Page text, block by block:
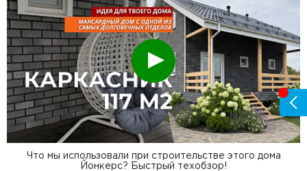
Смотреть
Что мы использовали при строительстве этого дома
Йонкерс? Быстрый техобзор!